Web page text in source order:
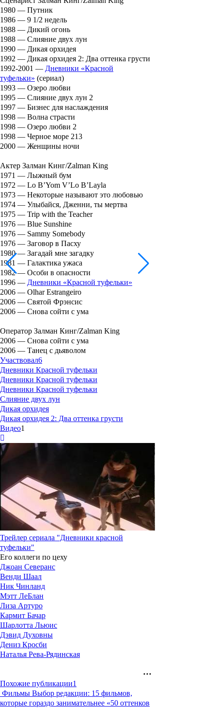
1980 — Путник
1986 — 9 1/2 недель
1988 — Дикий огонь
1988 — Слияние двух лун
1990 — Дикая орхидея
1992 — Дикая орхидея 2: Два оттенка грусти
1992-2001 — Дневники «Красной
туфельки» (сериал)
1993 — Озеро любви
1995 — Слияние двух лун 2
1997 — Бизнес для наслаждения
1998 — Волна страсти
1998 — Озеро любви 2
1998 — Черное море 213
2000 — Женщины ночи
Актер Залман Кинг/Zalman King
1971 — Лыжный бум
1972 — Lo B’Yom V’Lo B’Layla
1973 — Некоторые называют это любовью
1974 — Улыбайся, Дженни, ты мертва
1975 — Trip with the Teacher
1976 — Blue Sunshine
1976 — Sammy Somebody
1976 — Заговор в Пасху
1980 — Загадай мне загадку
1981 — Галактика ужаса
1982 — Особи в опасности
1996 — Дневники «Красной туфельки»
2006 — Olhar Estrangeiro
2006 — Святой Фрэнсис
2006 — Снова сойти с ума
Оператор Залман Кинг/Zalman King
2006 — Снова сойти с ума
2006 — Танец с дьяволом
Участвовал6
Дневники Красной туфельки
Дневники Красной туфельки
Дневники Красной туфельки
Слияние двух лун
Дикая орхидея
Дикая орхидея 2: Два оттенка грусти
Видео1
Трейлер сериала "Дневники красной
туфельки"
Его коллеги по цеху
Джоан Северанс
Венди Шаал
Ник Чинланд
Мэтт ЛеБлан
Лиза Артуро
Кармит Бачар
Шарлотта Льюис
Дэвид Духовны
Дениз Кросби
Наталья Рева-Рядинская
Похожие публикации1
Фильмы Выбор редакции: 15 фильмов,
которые гораздо занимательнее «50 оттенков